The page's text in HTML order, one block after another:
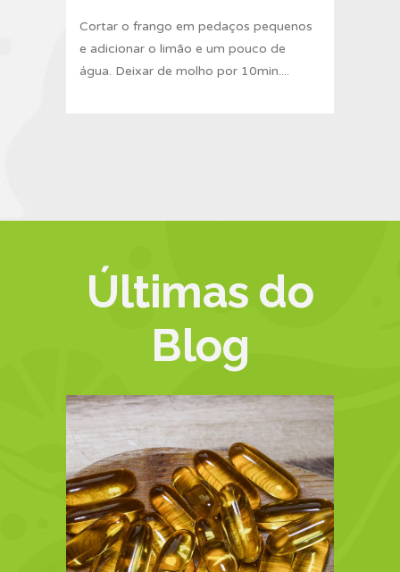
Cortar o frango em pedaços pequenos
e adicionar o limão e um pouco de
água. Deixar de molho por 10min....
Últimas do
Blog